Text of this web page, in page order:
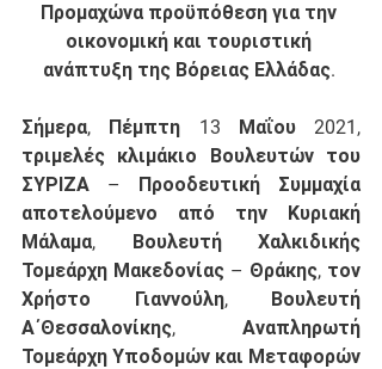
Προμαχώνα προϋπόθεση για την
οικονομική και τουριστική
ανάπτυξη της Βόρειας Ελλάδας.
Σήμερα, Πέμπτη 13 Μαΐου 2021,
τριμελές κλιμάκιο Βουλευτών του
ΣΥΡΙΖΑ – Προοδευτική Συμμαχία
αποτελούμενο από την Κυριακή
Μάλαμα, Βουλευτή Χαλκιδικής
Τομεάρχη Μακεδονίας – Θράκης, τον
Χρήστο Γιαννούλη, Βουλευτή
Α΄Θεσσαλονίκης, Αναπληρωτή
Τομεάρχη Υποδομών και Μεταφορών